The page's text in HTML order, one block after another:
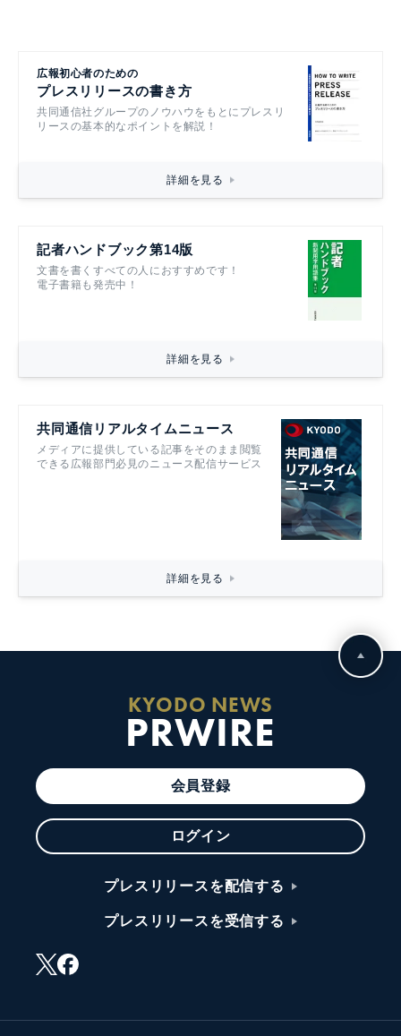
広報初心者のための
プレスリリースの書き方
共同通信社グループのノウハウをもとにプレスリ
リースの基本的なポイントを解説！
詳細を見る
記者ハンドブック第14版
文書を書くすべての人におすすめです！
電子書籍も発売中！
詳細を見る
共同通信リアルタイムニュース
メディアに提供している記事をそのまま閲覧
できる広報部門必見のニュース配信サービス
詳細を見る
KYODO NEWS
PRWIRE
会員登録
ログイン
プレスリリースを配信する
プレスリリースを受信する